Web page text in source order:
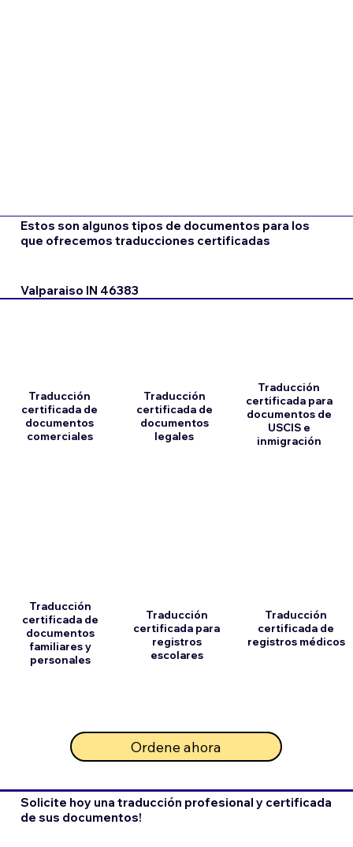
Estos son algunos tipos de documentos para los
que ofrecemos traducciones certificadas
Valparaiso IN 46383
Traducción
certificada de
documentos
comerciales
Traducción
certificada de
documentos
familiares y
personales
Traducción
certificada de
documentos
legales
Traducción
certificada para
registros
escolares
Ordene ahora
Traducción
certificada para
documentos de
USCIS e
inmigración
Traducción
certificada de
registros médicos
Solicite hoy una traducción profesional y certificada
de sus documentos!